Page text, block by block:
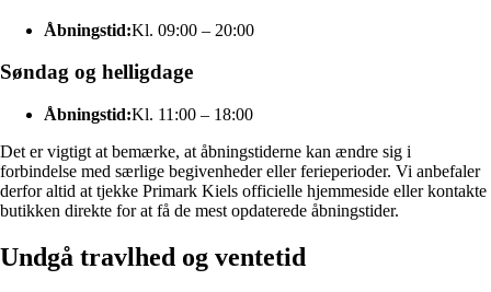
Åbningstid:Kl. 09:00 – 20:00
Søndag og helligdage
Åbningstid:Kl. 11:00 – 18:00
Det er vigtigt at bemærke, at åbningstiderne kan ændre sig i
forbindelse med særlige begivenheder eller ferieperioder. Vi anbefaler
derfor altid at tjekke Primark Kiels officielle hjemmeside eller kontakte
butikken direkte for at få de mest opdaterede åbningstider.
Undgå travlhed og ventetid